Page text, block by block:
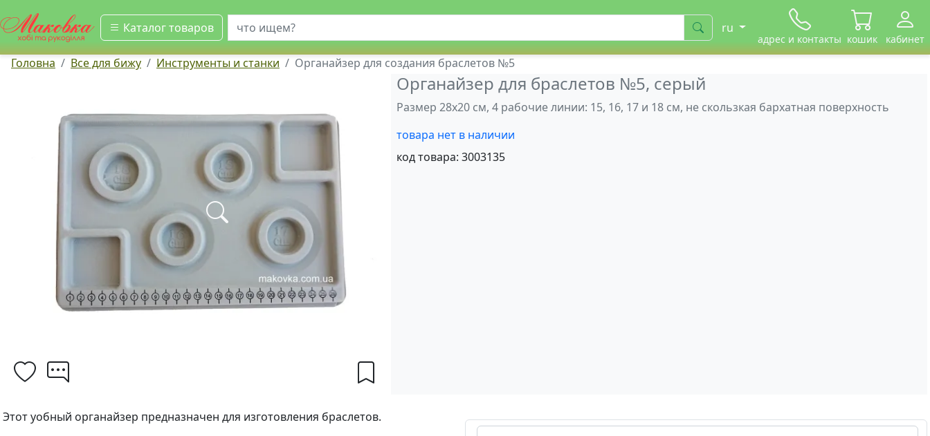
Каталог товаров
искать ru
адрес и контакты кошик кабинет
Головна Все для бижу Инструменты и станки Органайзер для создания браслетов №5
Органайзер для браслетов №5, серый
Размер 28x20 см, 4 рабочие линии: 15, 16, 17 и 18 см, не скользкая бархатная поверхность
товара нет в наличии
код товара: 3003135
Этот уобный органайзер предназначен для изготовления браслетов.